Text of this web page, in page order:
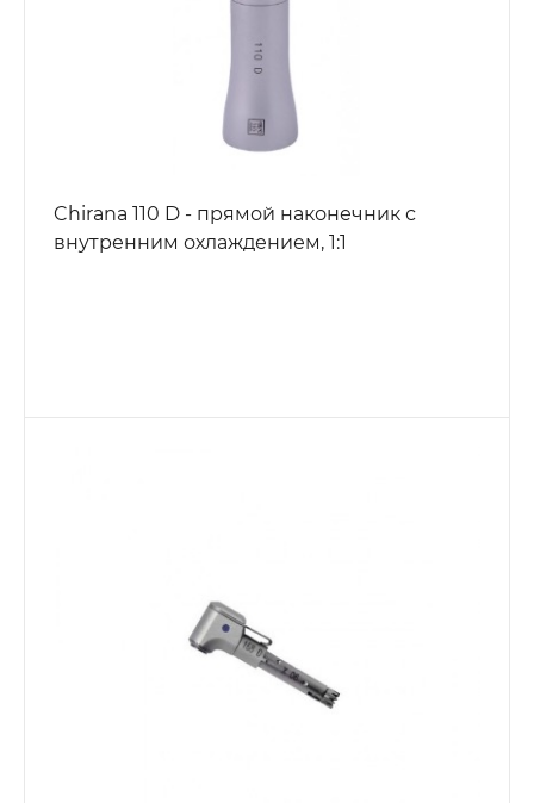
Chirana 110 D - прямой наконечник с
внутренним охлаждением, 1:1